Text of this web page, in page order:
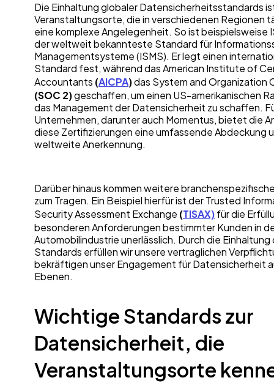
Die Einhaltung globaler Datensicherheitsstandards
Veranstaltungsorte, die in verschiedenen Regionen
eine komplexe Angelegenheit. So ist beispielsweise
der weltweit bekannteste Standard für
Managementsysteme (ISMS). Er legt einen
Standard fest, während das American Institute of
Accountants (AICPA)das System and Organization
(SOC 2)geschaffen, um einen US-amerikanischen
das Management der Datensicherheit zu schaffen.
Unternehmen, darunter auch Momentus, bietet die
diese Zertifizierungen eine umfassende Abdeckung
weltweite Anerkennung.
Darüber hinaus kommen weitere
zum Tragen. Ein Beispiel hierfür ist der Trusted
Security Assessment Exchange (TISAX)für die
besonderen Anforderungen bestimmter Kunden in
Automobilindustrie unerlässlich. Durch die Einhaltung
Standards erfüllen wir unsere vertraglichen
bekräftigen unser Engagement für Datensicherheit
Ebenen.
Wichtige Standards zur
Datensicherheit, die
Veranstaltungsorte